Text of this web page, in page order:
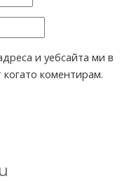
и уебсайта ми в
коментирам.